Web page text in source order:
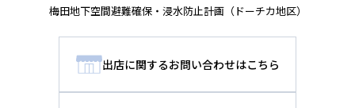
梅田地下空間避難確保・浸水防止計画（ドーチカ地区）
出店に関するお問い合わせはこちら